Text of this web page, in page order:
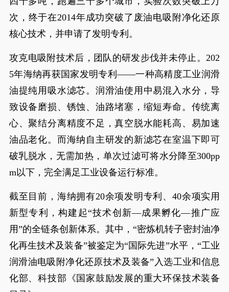
次，终于在2014年成功突破了废油电吸附净化还原
核心技术，并申请了发明专利。
攻克电吸附技术后，团队的研发步伐并未停止。202
5年海纳再获国家发明专利——一种高精度工业润滑
油提纯用吸水滤芯。润滑油使用中易混入水分，导
致设备磨损、锈蚀、油路堵塞，缩短寿命。传统离
心、聚结分离精度不足，真空脱水能耗高、易加速
油品老化。而海纳自主研发的新滤芯在室温下即可
破乳脱水，无需加热，单次过滤可将水分降至300pp
m以下，完全满足工业设备运行标准。
截至目前，海纳拥有20余项发明专利、40余项实用
新型专利，构建起“技术创新—成果孵化—推广应
用”的全链条创新体系。其中，“密炼机转子密封油净
化再生技术及装备”被鉴定为“国际先进”水平，“工业
润滑油电吸附净化还原技术及装备”入选工业和信息
化部、科技部《国家鼓励发展的重大环保技术装备